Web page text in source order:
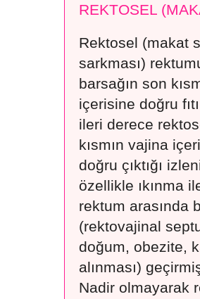
REKTOSEL
Rektosel (makat
sarkması)
barsağın son
içerisine doğru
ileri derece
kısmın vajina
doğru çıktığı
özellikle ıkınma
rektum arasında
(rektovajinal
doğum, obezite,
alınması)
Nadir olmayarak